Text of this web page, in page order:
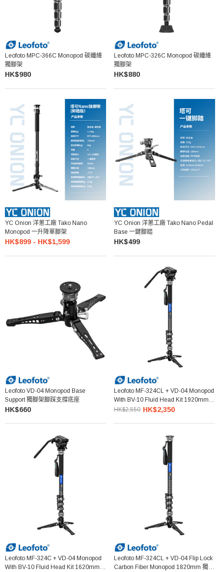
Leofoto MPC-366C Monopod 碳纖維
獨腳架
HK$980
Leofoto MPC-326C Monopod 碳纖維
獨腳架
HK$880
YC Onion 洋蔥工廠 Tako Nano
Monopod 一升降單腳架
HK$899 - HK$1,599
YC Onion 洋蔥工廠 Tako Nano Pedal
Base 一鍵腳踏
HK$499
Leofoto VD-04 Monopod Base
Support 獨腳架腳踩支撐底座
HK$660
Leofoto MF-324CL + VD-04 Monopod
With BV-10 Fluid Head Kit 1920mm
獨腳架連雲台
HK$2,550 HK$2,350
Leofoto MF-324C + VD-04 Monopod
With BV-10 Fluid Head Kit 1620mm
Leofoto MF-324CL + VD-04 Flip Lock
Carbon Fiber Monopod 1820mm 獨腳